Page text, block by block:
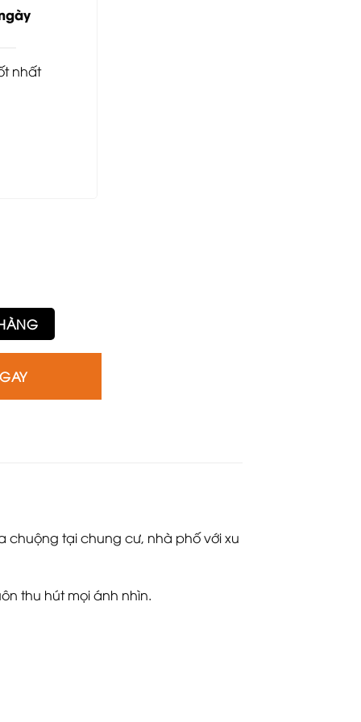
nhất
chuộng tại chung cư, nhà phố với xu
thu hút mọi ánh nhìn.